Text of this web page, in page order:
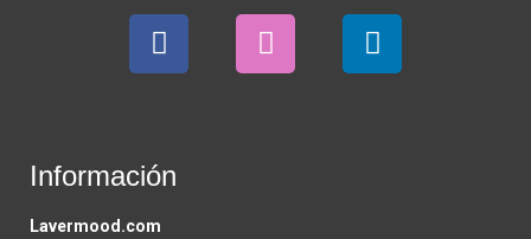
Información
Lavermood.com